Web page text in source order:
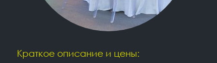
Краткое описание и цены: